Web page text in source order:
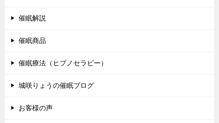
催眠解説
催眠商品
催眠療法（ヒプノセラピー）
城咲りょうの催眠ブログ
お客様の声